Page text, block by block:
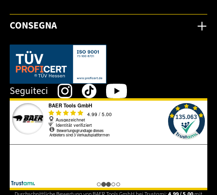
CONSEGNA
Dieser Link öffnet sich in einem neuen Tab.
Seguiteci